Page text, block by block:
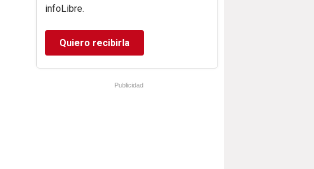
infoLibre.
Quiero recibirla
Publicidad